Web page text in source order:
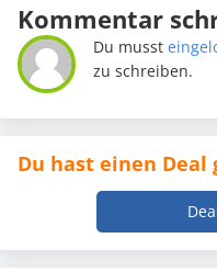
Kommentar
Du musst
zu schreiben.
Du hast einen Deal